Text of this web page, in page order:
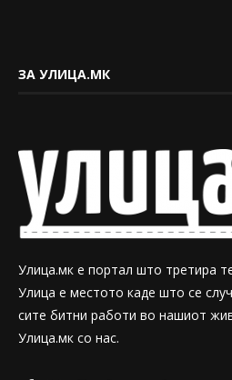
ЗА УЛИЦА.МК
Улица.мк е портал што третира
Улица е местото каде што се
сите битни работи во нашиот
Улица.мк со нас.